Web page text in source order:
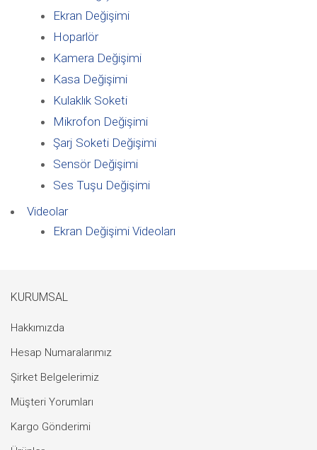
Ekran Değişimi
Hoparlör
Kamera Değişimi
Kasa Değişimi
Kulaklık Soketi
Mikrofon Değişimi
Şarj Soketi Değişimi
Sensör Değişimi
Ses Tuşu Değişimi
Videolar
Ekran Değişimi Videoları
KURUMSAL
Hakkımızda
Hesap Numaralarımız
Şirket Belgelerimiz
Müşteri Yorumları
Kargo Gönderimi